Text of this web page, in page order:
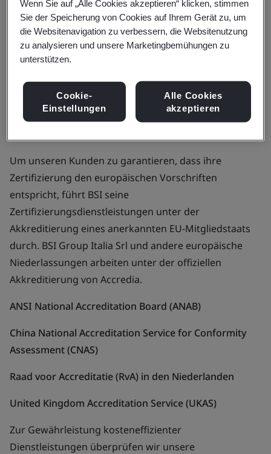
Akkreditierungen der BSI Group
Wir gehören zu den angesehensten und
renommiertesten Managementsystem-
lokalen und internationalen Stellen akkreditiert,
darunter:
Um unseren Kunden zu garantieren, dass ihre
Zertifizierung den europäischen Vorschriften
entspricht, führt BSI seine
Zertifizierungsdienstleistungen unter der
Akkreditierung eines anerkannten EU-Mitgliedstaats
durch. BSI Group Italia Srl und andere europäische
Niederlassungen arbeiten unter der offiziellen
Akkreditierung von Accredia.
ANSI National Accreditation Board (ANAB)
China National Accreditation Service for Conformity
Assessment (CNAS)
Raad voor Accreditatie (RvA) in den Niederlanden
United Kingdom Accreditation Service (UKAS)
Zur Gewährleistung kosteneffizienter
Dienstleistungen überprüfen wir unsere
Wenn Sie auf „Alle Cookies akzeptieren“ klicken, stimmen
Sie der Speicherung von Cookies auf Ihrem Gerät zu, um
die Websitenavigation zu verbessern, die Websitenutzung
zu analysieren und unsere Marketingbemühungen zu
unterstützen.
Cookie-
Einstellungen
Alle Cookies
akzeptieren